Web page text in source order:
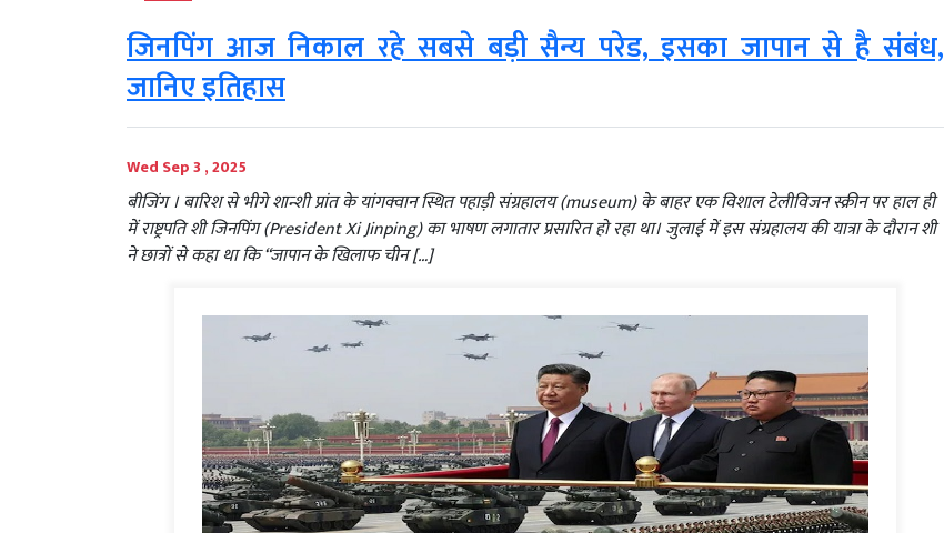
जिनपिंग आज निकाल रहे सबसे बड़ी सैन्य परेड, इसका जापान से है संबंध,
जानिए इतिहास
Wed Sep 3 , 2025
बीजिंग । बारिश से भीगे शान्शी प्रांत के यांगक्वान स्थित पहाड़ी संग्रहालय (museum) के बाहर एक विशाल टेलीविजन स्क्रीन पर हाल ही
में राष्ट्रपति शी जिनपिंग (President Xi Jinping) का भाषण लगातार प्रसारित हो रहा था। जुलाई में इस संग्रहालय की यात्रा के दौरान शी
ने छात्रों से कहा था कि “जापान के खिलाफ चीन […]